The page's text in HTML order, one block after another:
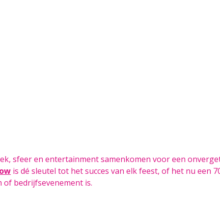
sfeer en entertainment samenkomen voor een
is dé sleutel tot het succes van elk feest, of het nu een
of bedrijfsevenement is.